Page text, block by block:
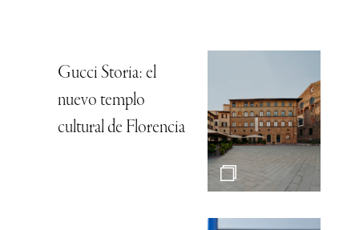
Gucci Storia: el
nuevo templo
cultural de Florencia